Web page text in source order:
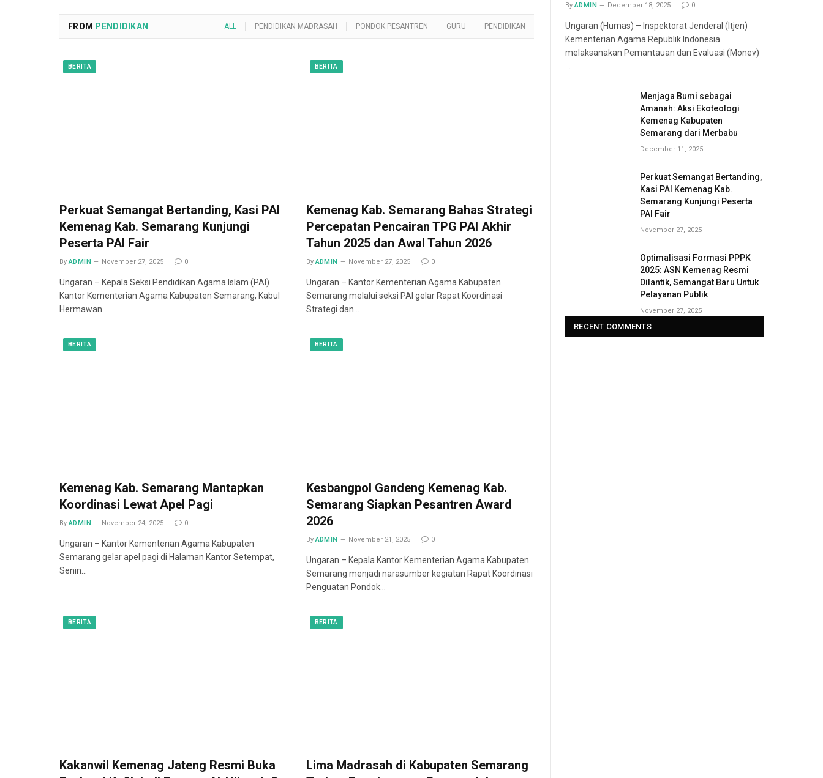
FROM PENDIDIKAN ALL PENDIDIKAN MADRASAH PONDOK PESANTREN GURU PENDIDIKAN
BERITA
Perkuat Semangat Bertanding, Kasi PAI
Kemenag Kab. Semarang Kunjungi
Peserta PAI Fair
By ADMIN November 27, 2025 0
Ungaran – Kepala Seksi Pendidikan Agama Islam (PAI)
Kantor Kementerian Agama Kabupaten Semarang, Kabul
Hermawan…
BERITA
Kemenag Kab. Semarang Bahas Strategi
Percepatan Pencairan TPG PAI Akhir
Tahun 2025 dan Awal Tahun 2026
By ADMIN November 27, 2025 0
Ungaran – Kantor Kementerian Agama Kabupaten
Semarang melalui seksi PAI gelar Rapat Koordinasi
Strategi dan…
BERITA
Kemenag Kab. Semarang Mantapkan
Koordinasi Lewat Apel Pagi
By ADMIN November 24, 2025 0
Ungaran – Kantor Kementerian Agama Kabupaten
Semarang gelar apel pagi di Halaman Kantor Setempat,
Senin…
BERITA
Kesbangpol Gandeng Kemenag Kab.
Semarang Siapkan Pesantren Award
2026
By ADMIN November 21, 2025 0
Ungaran – Kepala Kantor Kementerian Agama Kabupaten
Semarang menjadi narasumber kegiatan Rapat Koordinasi
Penguatan Pondok…
BERITA
Kakanwil Kemenag Jateng Resmi Buka
BERITA
Lima Madrasah di Kabupaten Semarang
By ADMIN December 18, 2025 0
Ungaran (Humas) – Inspektorat Jenderal (Itjen)
Kementerian Agama Republik Indonesia
melaksanakan Pemantauan dan Evaluasi (Monev)
…
Menjaga Bumi sebagai
Amanah: Aksi Ekoteologi
Kemenag Kabupaten
Semarang dari Merbabu
December 11, 2025
Perkuat Semangat Bertanding,
Kasi PAI Kemenag Kab.
Semarang Kunjungi Peserta
PAI Fair
November 27, 2025
Optimalisasi Formasi PPPK
2025: ASN Kemenag Resmi
Dilantik, Semangat Baru Untuk
Pelayanan Publik
November 27, 2025
RECENT COMMENTS